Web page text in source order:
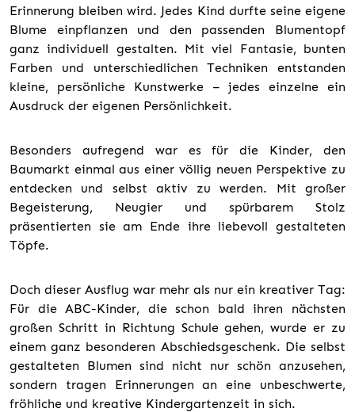
Erinnerung bleiben wird. Jedes Kind durfte seine eigene
Blume einpflanzen und den passenden Blumentopf
ganz individuell gestalten. Mit viel Fantasie, bunten
Farben und unterschiedlichen Techniken entstanden
kleine, persönliche Kunstwerke – jedes einzelne ein
Ausdruck der eigenen Persönlichkeit.
Besonders aufregend war es für die Kinder, den
Baumarkt einmal aus einer völlig neuen Perspektive zu
entdecken und selbst aktiv zu werden. Mit großer
Begeisterung, Neugier und spürbarem Stolz
präsentierten sie am Ende ihre liebevoll gestalteten
Töpfe.
Doch dieser Ausflug war mehr als nur ein kreativer Tag:
Für die ABC-Kinder, die schon bald ihren nächsten
großen Schritt in Richtung Schule gehen, wurde er zu
einem ganz besonderen Abschiedsgeschenk. Die selbst
gestalteten Blumen sind nicht nur schön anzusehen,
sondern tragen Erinnerungen an eine unbeschwerte,
fröhliche und kreative Kindergartenzeit in sich.